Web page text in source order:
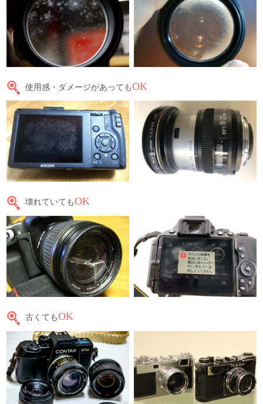
使用感・ダメージがあってもOK
壊れていてもOK
古くてもOK